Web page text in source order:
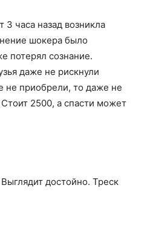
3 часа назад возникла
шокера было
потерял сознание.
даже не рискнули
не приобрели, то даже не
Стоит 2500, а спасти может
достойно. Треск